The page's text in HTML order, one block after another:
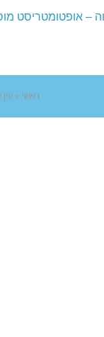
ראשי »